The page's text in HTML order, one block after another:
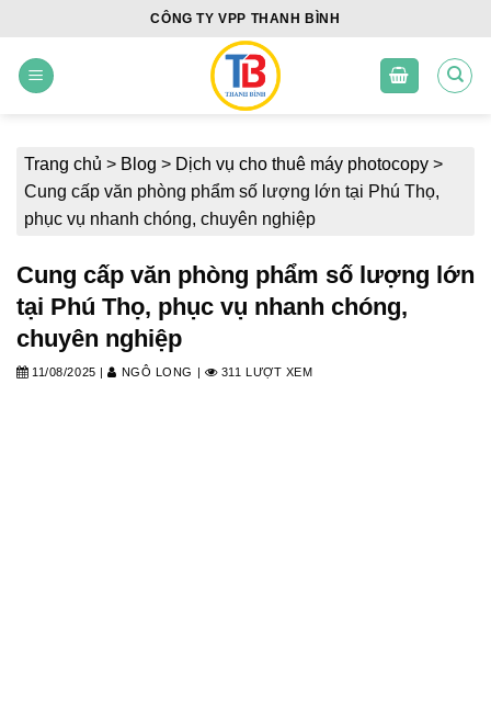
content
CÔNG TY VPP THANH BÌNH
Trang chủ > Blog > Dịch vụ cho thuê máy photocopy >
Cung cấp văn phòng phẩm số lượng lớn tại Phú Thọ,
phục vụ nhanh chóng, chuyên nghiệp
Cung cấp văn phòng phẩm số lượng lớn
tại Phú Thọ, phục vụ nhanh chóng,
chuyên nghiệp
11/08/2025 | NGÔ LONG | 311 LƯỢT XEM